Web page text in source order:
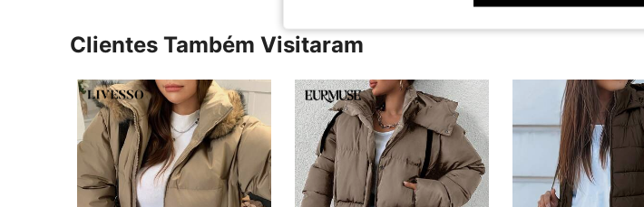
Clientes Também Visitaram